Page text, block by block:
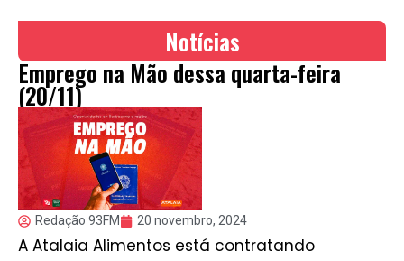
Notícias
Emprego na Mão dessa quarta-feira
(20/11)
Redação 93FM 20 novembro, 2024
A Atalaia Alimentos está contratando